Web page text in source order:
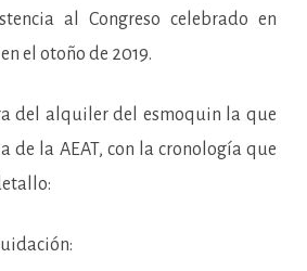
al Congreso celebrado en
el otoño de 2019.
del alquiler del esmoquin la que
de la AEAT, con la cronología que